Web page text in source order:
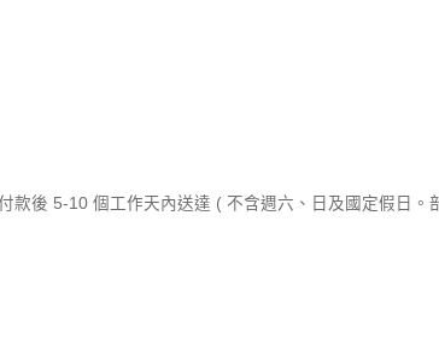
款後 5-10 個工作天內送達 ( 不含週六、日及國定假日